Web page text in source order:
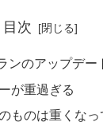
目次
ンのアップデー
が重過ぎる
ものは重くなっ